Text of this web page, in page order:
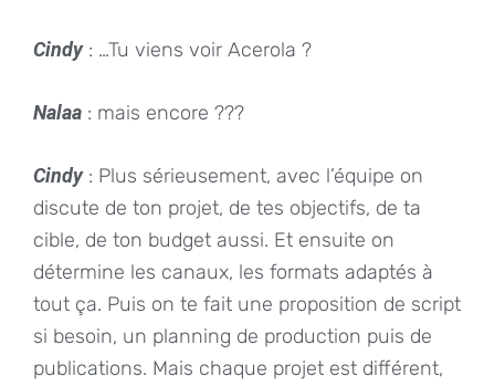
Cindy: …Tu viens voir Acerola ?
Nalaa : mais encore ???
Cindy: Plus sérieusement, avec l’équipe on
discute de ton projet, de tes objectifs, de ta
cible, de ton budget aussi. Et ensuite on
détermine les canaux, les formats adaptés à
tout ça. Puis on te fait une proposition de script
si besoin, un planning de production puis de
publications. Mais chaque projet est différent,